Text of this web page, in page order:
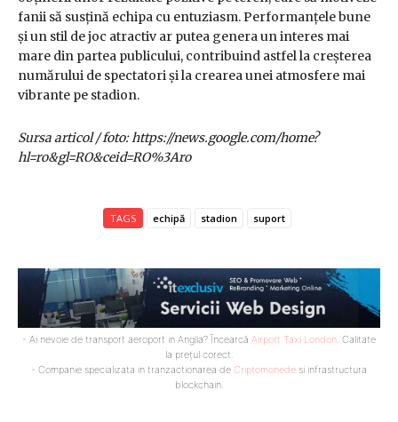
fanii să susțină echipa cu entuziasm. Performanțele bune
și un stil de joc atractiv ar putea genera un interes mai
mare din partea publicului, contribuind astfel la creșterea
numărului de spectatori și la crearea unei atmosfere mai
vibrante pe stadion.
Sursa articol / foto: https://news.google.com/home?
hl=ro&gl=RO&ceid=RO%3Aro
TAGS echipă stadion suport
- Ai nevoie de transport aeroport in Anglia? Încearcă Airport Taxi London. Calitate
la prețul corect.
- Companie specializata in tranzactionarea de Criptomonede si infrastructura
blockchain.